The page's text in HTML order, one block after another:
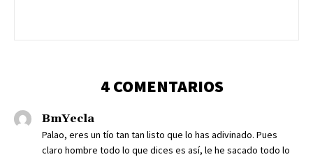
4 COMENTARIOS
BmYecla
Palao, eres un tío tan tan listo que lo has adivinado. Pues
claro hombre todo lo que dices es así, le he sacado todo lo